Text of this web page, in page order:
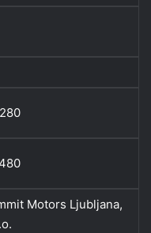
Motors Ljubljana,